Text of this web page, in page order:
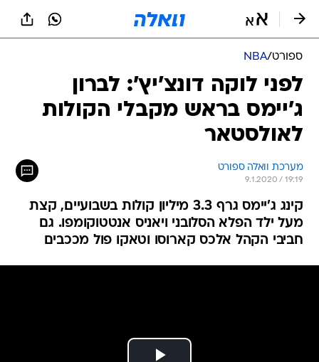
ספורט/
NBA
לפני לוקה דונצ'יץ': לברון
ג'יימס בראש מקבלי הקולות
לאולסטאר
מערכת וואלה ספורט
9.1.2020 / 19:19
קינג ג'יימס גרף 3.3 מיליון קולות בשבועיים, קצת
מעל ילד הפלא הסלובני ויאניס אנטטוקומפו. גם
חביבי הקהל אלכס קארוסו וטאקו פול מככבים